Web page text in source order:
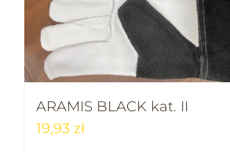
ARAMIS BLACK kat. II
19,93 zł